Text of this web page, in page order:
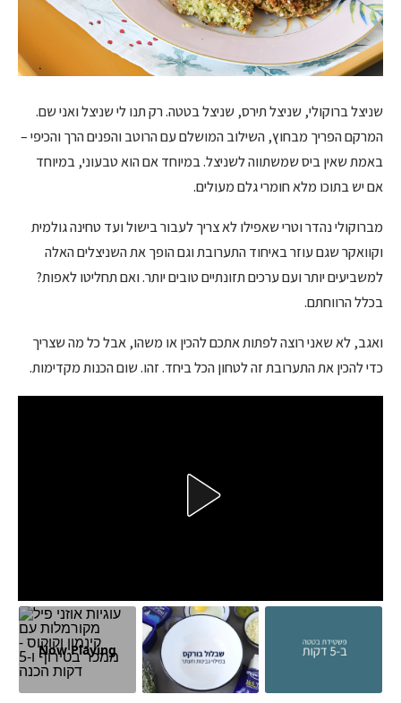
שניצל ברוקולי, שניצל תירס, שניצל בטטה. רק תנו לי שניצל ואני שם.
המרקם הפריך מבחוץ, השילוב המושלם עם הרוטב והפנים הרך והכיפי –
באמת שאין ביס שמשתווה לשניצל. במיוחד אם הוא טבעוני, במיוחד
אם יש בתוכו מלא חומרי גלם מעולים.
מברוקולי נהדר וטרי שאפילו לא צריך לעבור בישול ועד טחינה גולמית
וקוואקר שגם עוזר באיחוד התערובת וגם הופך את השניצלים האלה
למשביעים יותר ועם ערכים תזונתיים טובים יותר. ואם תחליטו לאפות?
בכלל הרווחתם.
ואגב, לא שאני רוצה לפתות אתכם להכין או משהו, אבל כל מה שצריך
כדי להכין את התערובת זה לטחון הכל ביחד. זהו. שום הכנות מקדימות.
Now Playing